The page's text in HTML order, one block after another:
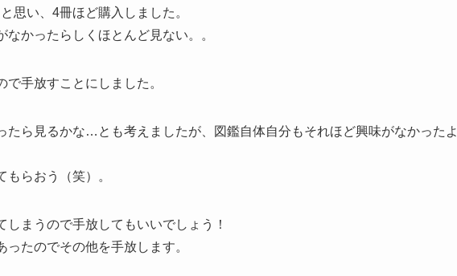
思い、4冊ほど購入しました。
かったらしくほとんど見ない。。
手放すことにしました。
たら見るかな…とも考えましたが、図鑑自体自分もそれほど興味がなかったよ
もらおう（笑）。
まうので手放してもいいでしょう！
たのでその他を手放します。